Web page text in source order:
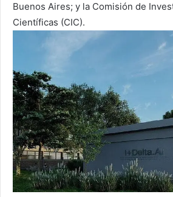
Buenos Aires; y la Comisión de
Científicas (CIC).